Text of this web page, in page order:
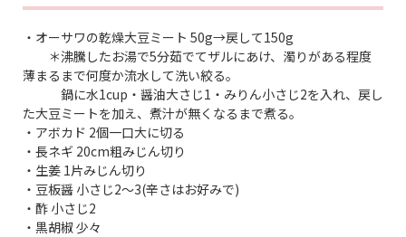
・オーサワの乾燥大豆ミート 50g→戻して150g
＊沸騰したお湯で5分茹でてザルにあけ、濁りがある程度
薄まるまで何度か流水して洗い絞る。
鍋に水1cup・醤油大さじ1・みりん小さじ2を入れ、戻し
た大豆ミートを加え、煮汁が無くなるまで煮る。
・アボカド 2個一口大に切る
・長ネギ 20cm粗みじん切り
・生姜 1片みじん切り
・豆板醤 小さじ2〜3(辛さはお好みで)
・酢 小さじ2
・黒胡椒 少々